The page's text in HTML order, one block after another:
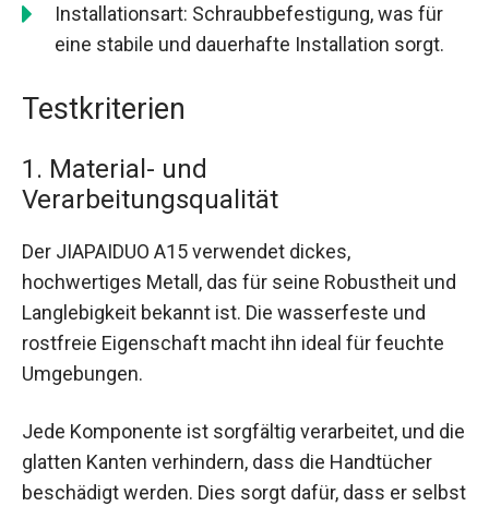
Installationsart: Schraubbefestigung, was für
eine stabile und dauerhafte Installation sorgt.
Testkriterien
1. Material- und
Verarbeitungsqualität
Der JIAPAIDUO A15 verwendet dickes,
hochwertiges Metall, das für seine Robustheit und
Langlebigkeit bekannt ist. Die wasserfeste und
rostfreie Eigenschaft macht ihn ideal für feuchte
Umgebungen.
Jede Komponente ist sorgfältig verarbeitet, und die
glatten Kanten verhindern, dass die Handtücher
beschädigt werden. Dies sorgt dafür, dass er selbst